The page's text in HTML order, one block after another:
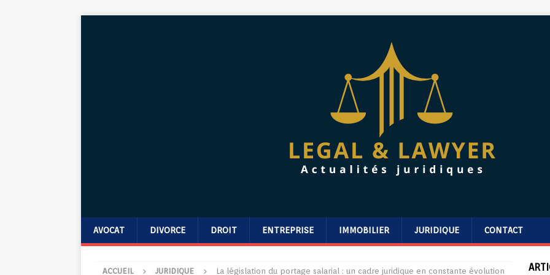
AVOCAT DIVORCE DROIT ENTREPRISE IMMOBILIER JURIDIQUE CONTACT
ACCUEIL JURIDIQUE La législation du portage salarial : un cadre juridique en constante évolution